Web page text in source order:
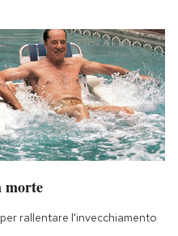
morte
rallentare l'invecchiamento